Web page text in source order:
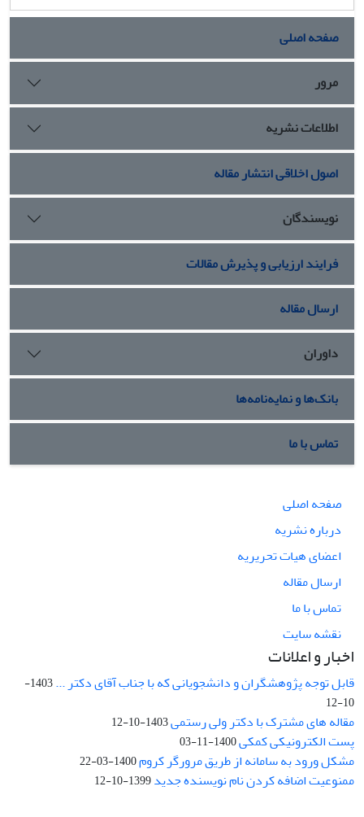
صفحه اصلی
مرور
اطلاعات نشریه
اصول اخلاقی انتشار مقاله
نویسندگان
فرایند ارزیابی و پذیرش مقالات
ارسال مقاله
داوران
بانک‌ها و نمایه‌نامه‌ها
تماس با ما
صفحه اصلی
درباره نشریه
اعضای هیات تحریریه
ارسال مقاله
تماس با ما
نقشه سایت
اخبار و اعلانات
قابل توجه پژوهشگران و دانشجویانی که با جناب آقای دکتر ...
1403-
10-12
مقاله های مشترک با دکتر ولی رستمی1403-10-12
پست الکترونیکی کمکی1400-11-03
مشکل ورود به سامانه از طریق مرورگر کروم1400-03-22
ممنوعیت اضافه کردن نام نویسنده جدید1399-10-12